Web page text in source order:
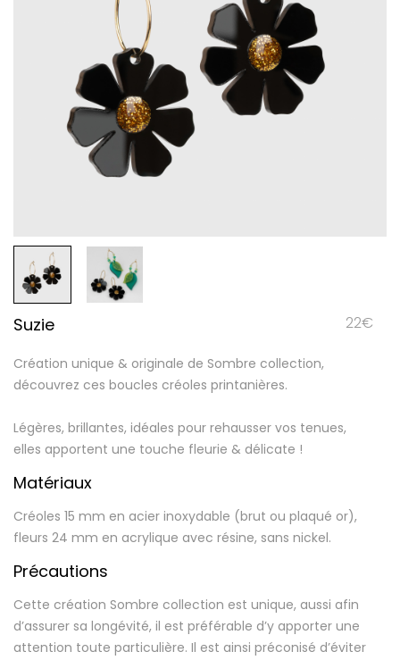
Suzie 22€
Création unique & originale de Sombre collection,
découvrez ces boucles créoles printanières.
Légères, brillantes, idéales pour rehausser vos tenues,
elles apportent une touche fleurie & délicate !
Matériaux
Créoles 15 mm en acier inoxydable (brut ou plaqué or),
fleurs 24 mm en acrylique avec résine, sans nickel.
Précautions
Cette création Sombre collection est unique, aussi afin
d’assurer sa longévité, il est préférable d’y apporter une
attention toute particulière. Il est ainsi préconisé d’éviter